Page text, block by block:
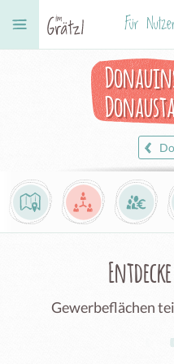
Für
Entdecke
Gewerbeflächen